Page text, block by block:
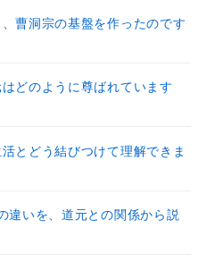
曹洞宗の基盤を作ったのです
どのように尊ばれています
とどう結びつけて理解できま
違いを、道元との関係から説